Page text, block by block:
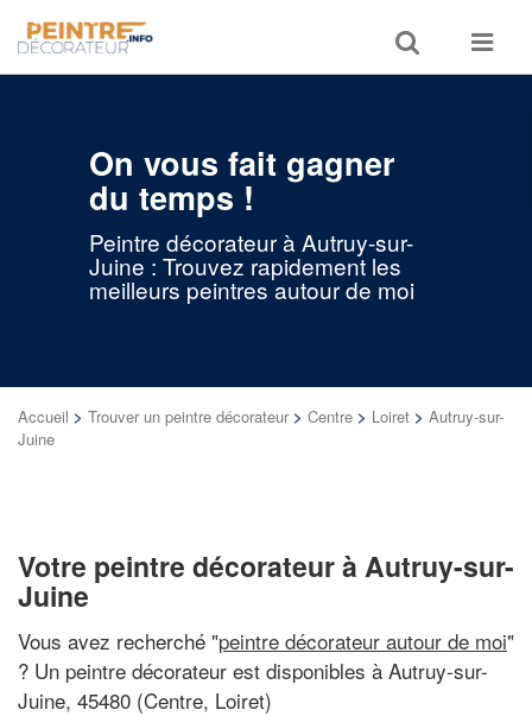
Toggle
search
Toggle
On vous fait gagner
du temps !
Peintre décorateur à Autruy-sur-
Juine : Trouvez rapidement les
meilleurs peintres autour de moi
Accueil > Trouver un peintre décorateur > Centre > Loiret > Autruy-sur-
Juine
Votre peintre décorateur à Autruy-sur-
Juine
Vous avez recherché "peintre décorateur autour de moi"
? Un peintre décorateur est disponibles à Autruy-sur-
Juine, 45480 (Centre, Loiret)